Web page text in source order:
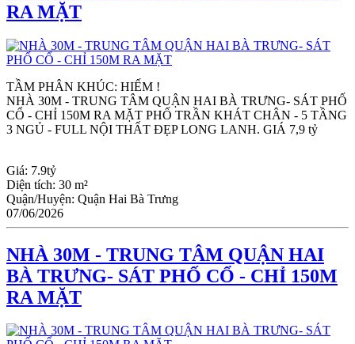
RA MẶT
TẦM PHÂN KHÚC: HIẾM !
NHÀ 30M - TRUNG TÂM QUẬN HAI BÀ TRƯNG- SÁT PHỐ
CỔ - CHỈ 150M RA MẶT PHỐ TRẦN KHÁT CHÂN - 5 TẦNG
3 NGỦ - FULL NỘI THẤT ĐẸP LONG LANH. GIÁ 7,9 tỷ
Giá: 7.9tỷ
Diện tích: 30 m²
Quận/Huyện: Quận Hai Bà Trưng
07/06/2026
NHÀ 30M - TRUNG TÂM QUẬN HAI
BÀ TRƯNG- SÁT PHỐ CỔ - CHỈ 150M
RA MẶT